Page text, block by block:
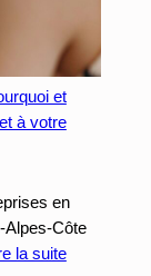
et
à votre
en
Alpes-Côte
la suite: